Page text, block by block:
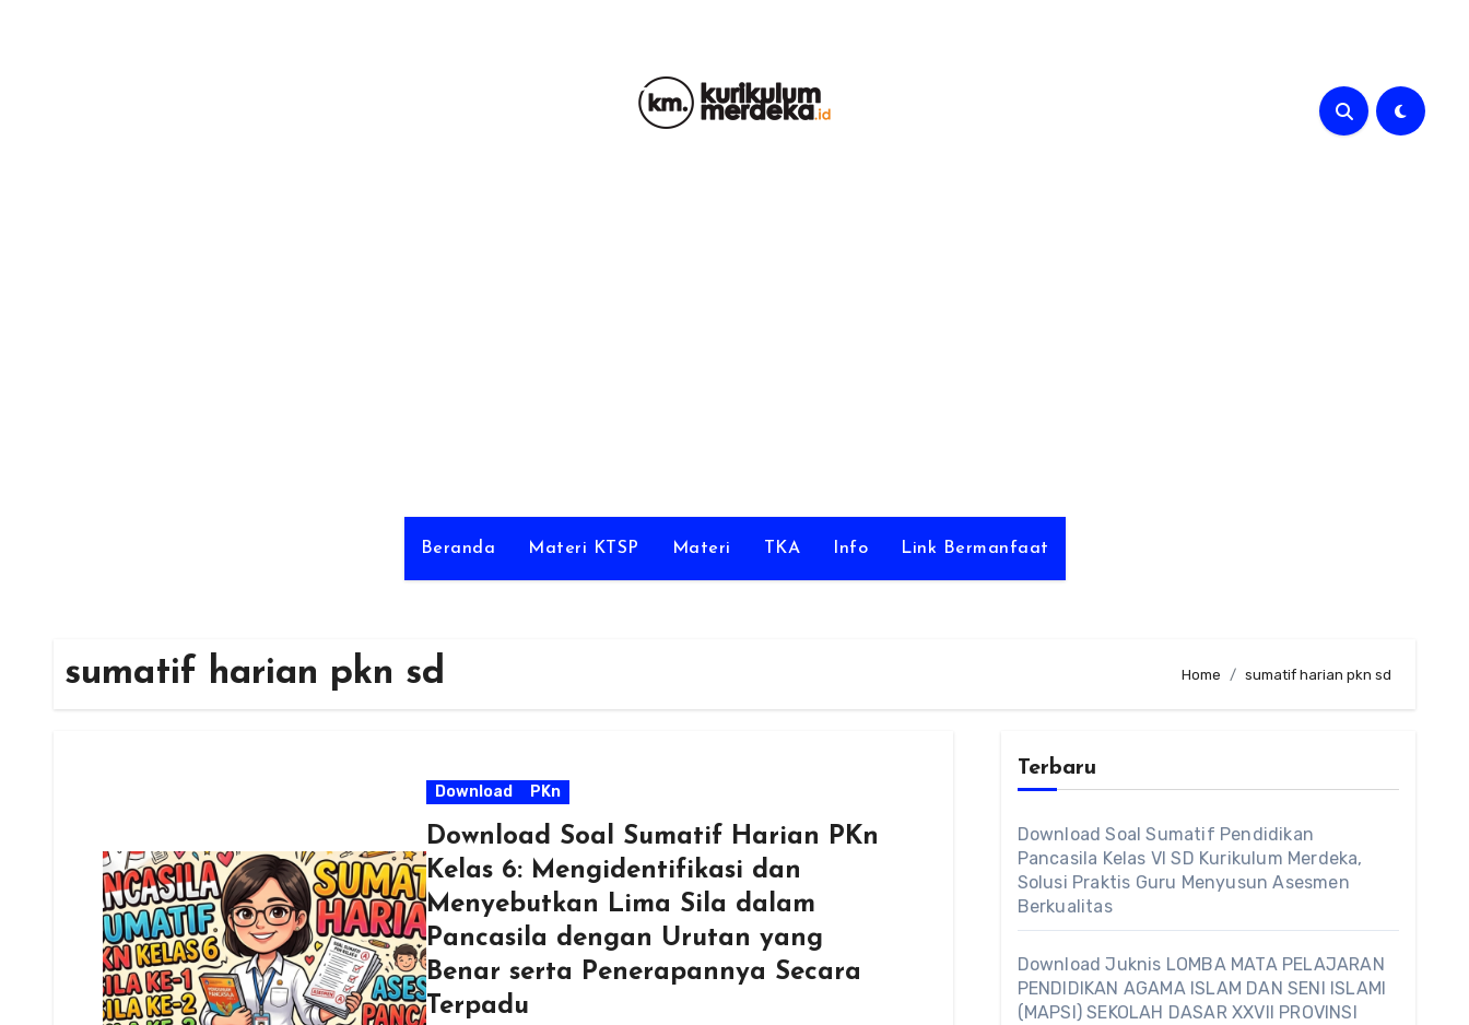
Beranda Materi KTSP Materi TKA Info Link Bermanfaat
sumatif harian pkn sd Home sumatif harian pkn sd
Download PKn
Download Soal Sumatif Harian PKn
Kelas 6: Mengidentifikasi dan
Menyebutkan Lima Sila dalam
Pancasila dengan Urutan yang
Benar serta Penerapannya Secara
Terpadu
Terbaru
Download Soal Sumatif Pendidikan
Pancasila Kelas VI SD Kurikulum Merdeka,
Solusi Praktis Guru Menyusun Asesmen
Berkualitas
Download Juknis LOMBA MATA PELAJARAN
PENDIDIKAN AGAMA ISLAM DAN SENI ISLAMI
(MAPSI) SEKOLAH DASAR XXVII PROVINSI